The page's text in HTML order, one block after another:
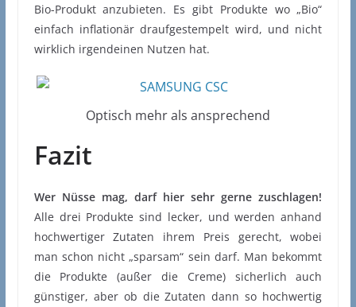
Bio-Produkt anzubieten. Es gibt Produkte wo „Bio“
einfach inflationär draufgestempelt wird, und nicht
wirklich irgendeinen Nutzen hat.
Optisch mehr als ansprechend
Fazit
Wer Nüsse mag, darf hier sehr gerne zuschlagen!
Alle drei Produkte sind lecker, und werden anhand
hochwertiger Zutaten ihrem Preis gerecht, wobei
man schon nicht „sparsam“ sein darf. Man bekommt
die Produkte (außer die Creme) sicherlich auch
günstiger, aber ob die Zutaten dann so hochwertig